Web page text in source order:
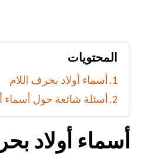
المحتويات
أسماء أولاد بحرف اللام
أسئلة شائعة حول أسماء
أسماء أولاد